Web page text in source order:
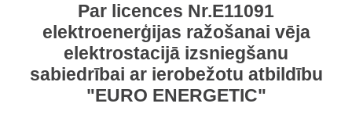
Par licences Nr.E11091
elektroenerģijas ražošanai vēja
elektrostacijā izsniegšanu
sabiedrībai ar ierobežotu atbildību
"EURO ENERGETIC"